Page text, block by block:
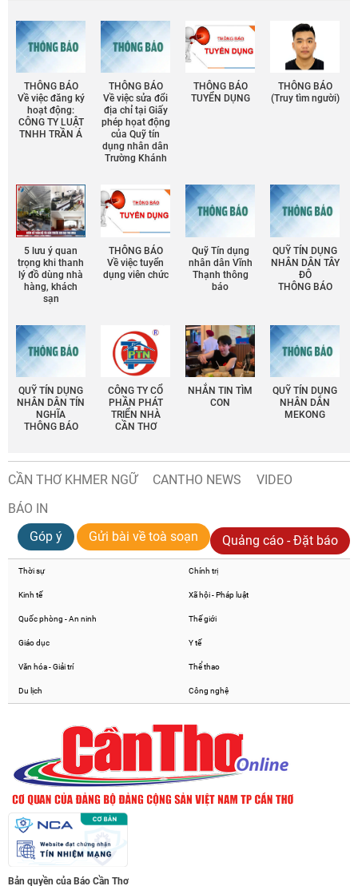
THÔNG BÁO
Về việc đăng ký
hoạt động:
CÔNG TY LUẬT
TNHH TRẦN Á
THÔNG BÁO
Về việc sửa đổi
địa chỉ tại Giấy
phép họat động
của Quỹ tín
dụng nhân dân
Trường Khánh
THÔNG BÁO
TUYỂN DỤNG
THÔNG BÁO
(Truy tìm người)
5 lưu ý quan
trọng khi thanh
lý đồ dùng nhà
hàng, khách
sạn
THÔNG BÁO
Về việc tuyển
dụng viên chức
Quỹ Tín dụng
nhân dân Vĩnh
Thạnh thông
báo
QUỸ TÍN DỤNG
NHÂN DÂN TÂY
ĐÔ
THÔNG BÁO
QUỸ TÍN DỤNG
NHÂN DÂN TÍN
NGHĨA
THÔNG BÁO
CÔNG TY CỔ
PHẦN PHÁT
TRIỂN NHÀ
CẦN THƠ
NHẮN TIN TÌM
CON
QUỸ TÍN DỤNG
NHÂN DÂN
MEKONG
CẦN THƠ KHMER NGỮ CANTHO NEWS
VIDEO
BÁO IN
Góp ý
Gửi bài về toà soạn Quảng cáo - Đặt báo
Thời sự Chính trị
Kinh tế Xã hội - Pháp luật
Quốc phòng - An ninh Thế giới
Giáo dục Y tế
Văn hóa - Giải trí Thể thao
Du lịch Công nghệ
Bản quyền của Báo Cần Thơ